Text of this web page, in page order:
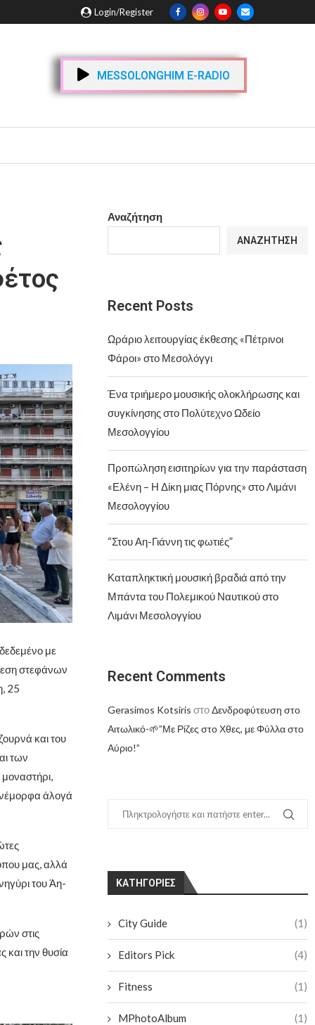
Login/Register
MESSOLONGHIM E-RADIO
με
στεφάνων
25
και του
των
άλογά
μας, αλλά
του Άη-
στις
και την θυσία
Αναζήτηση
ΑΝΑΖΉΤΗΣΗ
Recent Posts
Ωράριο λειτουργίας έκθεσης «Πέτρινοι
Φάροι» στο Μεσολόγγι
Ένα τριήμερο μουσικής ολοκλήρωσης και
συγκίνησης στο Πολύτεχνο Ωδείο
Μεσολογγίου
Προπώληση εισιτηρίων για την παράσταση
«Ελένη – Η Δίκη μιας Πόρνης» στο Λιμάνι
Μεσολογγίου
“Στου Αη-Γιάννη τις φωτιές”
Καταπληκτική μουσική βραδιά από την
Μπάντα του Πολεμικού Ναυτικού στο
Λιμάνι Μεσολογγίου
Recent Comments
Gerasimos Kotsiris στοΔενδροφύτευση στο
Αιτωλικό-🌱”Με Ρίζες στο Χθες, με Φύλλα στο
Αύριο!”
KΑΤΗΓΟΡΊΕΣ
City Guide (1)
Editors Pick (4)
Fitness (1)
MPhotoAlbum (1)